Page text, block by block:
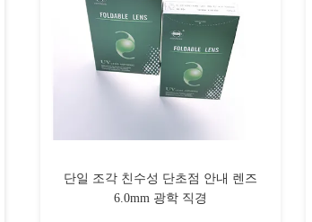
단일 조각 친수성 단초점 안내 렌즈
6.0mm 광학 직경